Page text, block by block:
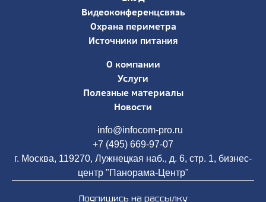
Видеоконференцсвязь
Охрана периметра
Источники питания
О компании
Услуги
Полезные материалы
Новости
info@infocom-pro.ru
+7 (495) 669-97-07
г. Москва, 119270, Лужнецкая наб., д. 6, стр. 1, бизнес-
центр "Панорама-Центр"
Подпишись на рассылку